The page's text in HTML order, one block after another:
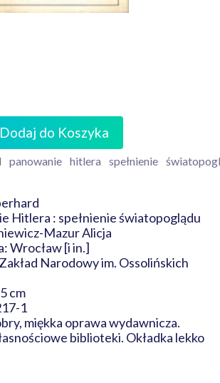
Dodaj do Koszyka
panowanie hitlera spełnienie
Hitlera : spełnienie światopoglądu
Mazur Alicja
Wrocław [i in.]
Narodowy im. Ossolińskich
cm
1
miękka oprawa wydawnicza.
biblioteki. Okładka lekko